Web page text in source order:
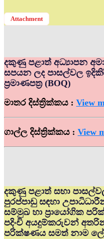
Attachment
දකුණු පළාත් අධ්‍යාපන
සපයන ලද පාසල්වල
ප්‍රමාණපත්‍ර (BOQ)
මාතර දිස්ත්‍රික්කය : View
ගාල්ල දිස්ත්‍රික්කය : View
දකුණු පළාත් සභා
පුරප්පාඩු සඳහා
සම්මුඛ හා ප්‍රායෝගික
පදිංචි අයදුම්කරුවන්
පරික්ෂණය සමත් නාම